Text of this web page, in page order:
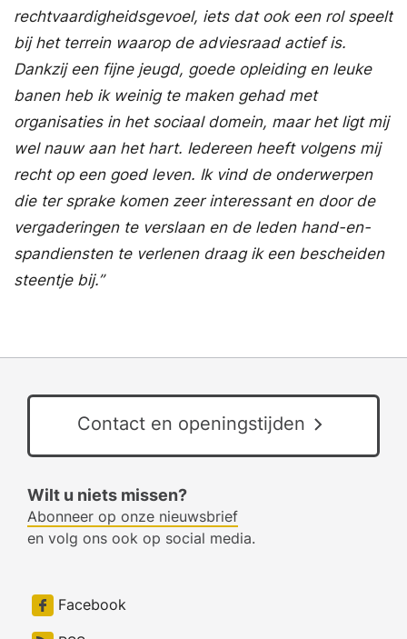
rechtvaardigheidsgevoel, iets dat ook een rol speelt
bij het terrein waarop de adviesraad actief is.
Dankzij een fijne jeugd, goede opleiding en leuke
banen heb ik weinig te maken gehad met
organisaties in het sociaal domein, maar het ligt mij
wel nauw aan het hart. Iedereen heeft volgens mij
recht op een goed leven. Ik vind de onderwerpen
die ter sprake komen zeer interessant en door de
vergaderingen te verslaan en de leden hand-en-
spandiensten te verlenen draag ik een bescheiden
steentje bij.”
Contact en openingstijden
Wilt u niets missen?
Abonneer op onze nieuwsbrief
en volg ons ook op social media.
Facebook